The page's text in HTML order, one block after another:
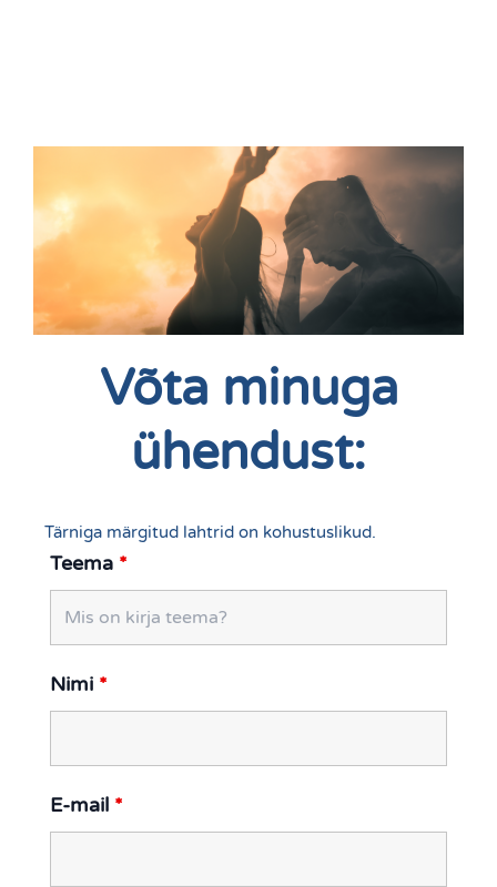
Võta minuga
ühendust:
Tärniga märgitud lahtrid on kohustuslikud.
Teema *
Nimi *
E-mail *